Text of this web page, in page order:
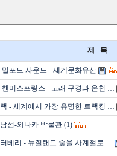
제 목
밀포드 사운드 - 세계문화유산
핸머스프링스 - 고래 구경과 온천 …
- 세계에서 가장 유명한 트랙킹 …
섬-와나카 박물관 (1)
베리 - 뉴질랜드 숲을 사계절로 …